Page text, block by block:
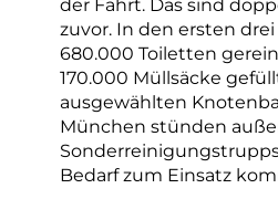
der Fahrt. Das sind
zuvor. In den ersten
680.000 Toiletten
170.000 Müllsäcke
ausgewählten
München stünden
Bedarf zum Einsatz